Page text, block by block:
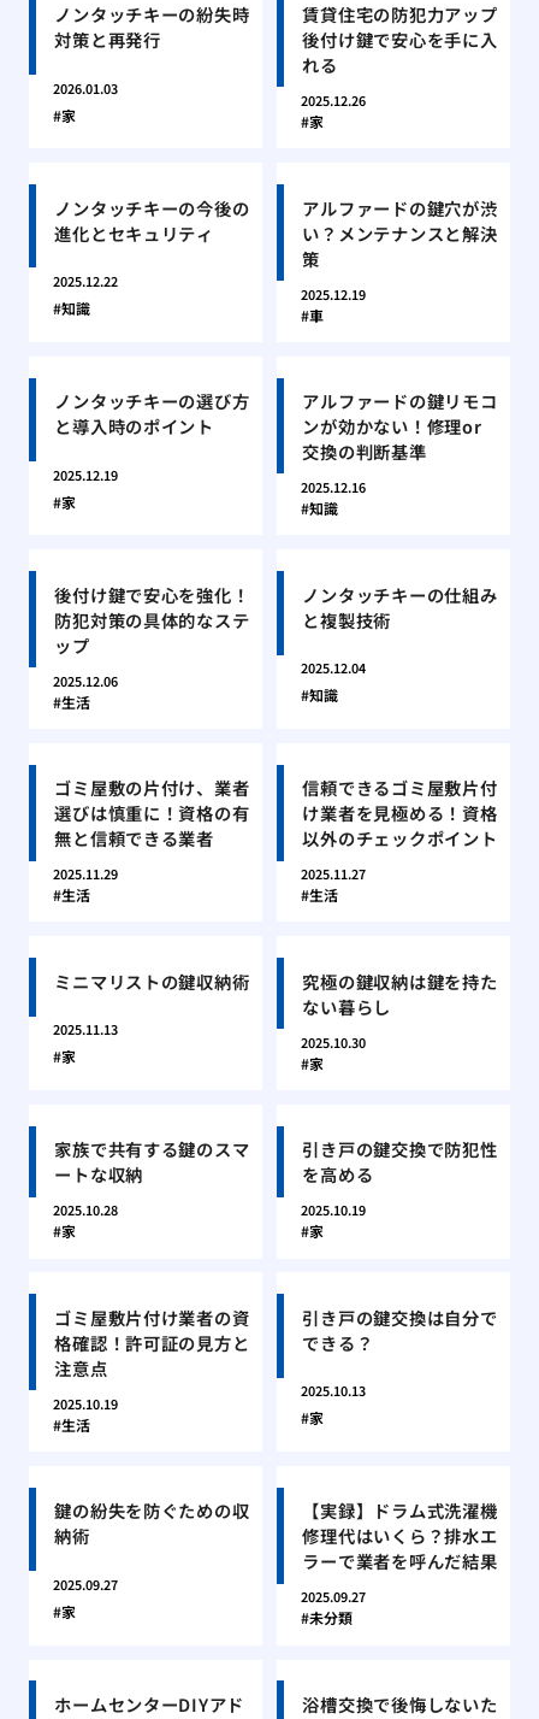
ノンタッチキーの紛失時
対策と再発行
2026.01.03
家
賃貸住宅の防犯力アップ
後付け鍵で安心を手に入
れる
2025.12.26
家
ノンタッチキーの今後の
進化とセキュリティ
2025.12.22
知識
アルファードの鍵穴が渋
い？メンテナンスと解決
策
2025.12.19
車
ノンタッチキーの選び方
と導入時のポイント
2025.12.19
家
アルファードの鍵リモコ
ンが効かない！修理or
交換の判断基準
2025.12.16
知識
後付け鍵で安心を強化！
防犯対策の具体的なステ
ップ
2025.12.06
生活
ノンタッチキーの仕組み
と複製技術
2025.12.04
知識
ゴミ屋敷の片付け、業者
選びは慎重に！資格の有
無と信頼できる業者
2025.11.29
生活
信頼できるゴミ屋敷片付
け業者を見極める！資格
以外のチェックポイント
2025.11.27
生活
ミニマリストの鍵収納術
2025.11.13
家
究極の鍵収納は鍵を持た
ない暮らし
2025.10.30
家
家族で共有する鍵のスマ
ートな収納
2025.10.28
家
引き戸の鍵交換で防犯性
を高める
2025.10.19
家
ゴミ屋敷片付け業者の資
格確認！許可証の見方と
注意点
2025.10.19
生活
引き戸の鍵交換は自分で
できる？
2025.10.13
家
鍵の紛失を防ぐための収
納術
2025.09.27
家
【実録】ドラム式洗濯機
修理代はいくら？排水エ
ラーで業者を呼んだ結果
2025.09.27
未分類
ホームセンターDIYアド
浴槽交換で後悔しないた